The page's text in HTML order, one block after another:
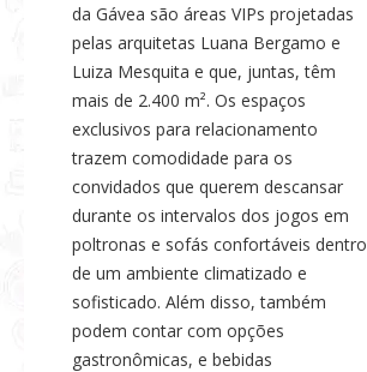
da Gávea são áreas VIPs projetadas
pelas arquitetas Luana Bergamo e
Luiza Mesquita e que, juntas, têm
mais de 2.400 m². Os espaços
exclusivos para relacionamento
trazem comodidade para os
convidados que querem descansar
durante os intervalos dos jogos em
poltronas e sofás confortáveis dentro
de um ambiente climatizado e
sofisticado. Além disso, também
podem contar com opções
gastronômicas, e bebidas